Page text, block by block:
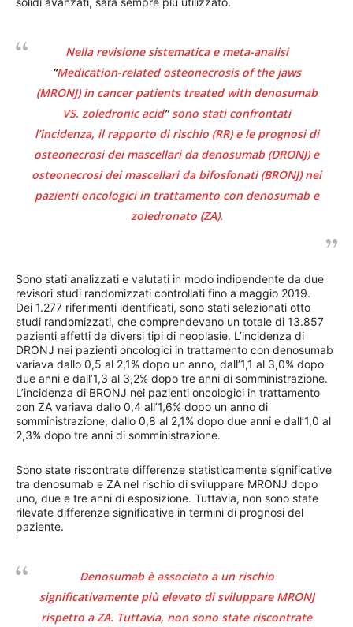
Nella revisione sistematica e meta-analisi
“Medication-related osteonecrosis of the jaws
(MRONJ) in cancer patients treated with denosumab
VS. zoledronic acid”sono stati confrontati
l’incidenza, il rapporto di rischio (RR) e le prognosi di
osteonecrosi dei mascellari da denosumab (DRONJ) e
osteonecrosi dei mascellari da bifosfonati (BRONJ) nei
pazienti oncologici in trattamento con denosumab e
zoledronato (ZA).
Sono stati analizzati e valutati in modo indipendente da due
revisori studi randomizzati controllati fino a maggio 2019.
Dei 1.277 riferimenti identificati, sono stati selezionati otto
studi randomizzati, che comprendevano un totale di 13.857
pazienti affetti da diversi tipi di neoplasie. L’incidenza di
DRONJ nei pazienti oncologici in trattamento con denosumab
variava dallo 0,5 al 2,1% dopo un anno, dall’1,1 al 3,0% dopo
due anni e dall’1,3 al 3,2% dopo tre anni di somministrazione.
L’incidenza di BRONJ nei pazienti oncologici in trattamento
con ZA variava dallo 0,4 all’1,6% dopo un anno di
somministrazione, dallo 0,8 al 2,1% dopo due anni e dall’1,0 al
2,3% dopo tre anni di somministrazione.
Sono state riscontrate differenze statisticamente significative
tra denosumab e ZA nel rischio di sviluppare MRONJ dopo
uno, due e tre anni di esposizione. Tuttavia, non sono state
rilevate differenze significative in termini di prognosi del
paziente.
Denosumab è associato a un rischio
significativamente più elevato di sviluppare MRONJ
rispetto a ZA. Tuttavia, non sono state riscontrate